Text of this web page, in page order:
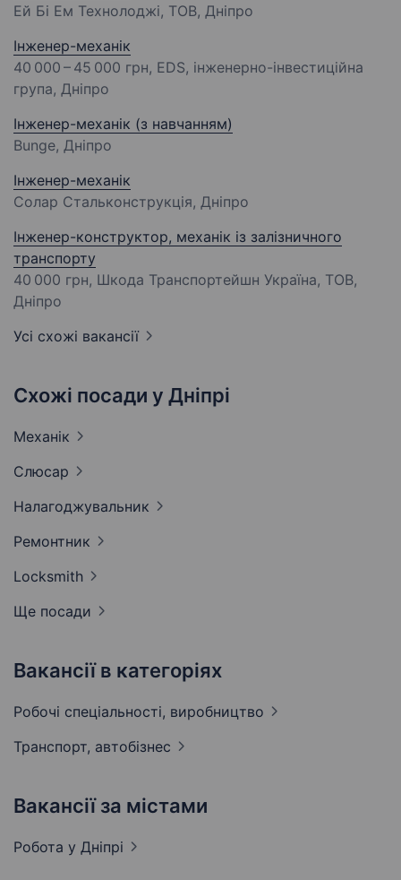
Ей Бі Ем Технолоджі, ТОВ, Дніпро
Інженер-механік
40 000 – 45 000 грн, EDS, інженерно-інвестиційна
група, Дніпро
Інженер-механік (з навчанням)
Bunge, Дніпро
Інженер-механік
Солар Стальконструкція, Дніпро
Інженер-конструктор, механік із залізничного
транспорту
40 000 грн, Шкода Транспортейшн Україна, ТОВ,
Дніпро
Усі схожі вакансії
Схожі посади у Дніпрі
Механік
Слюсар
Налагоджувальник
Ремонтник
Locksmith
Ще посади
Вакансії в категоріях
Робочі спеціальності, виробництво
Транспорт, автобізнес
Вакансії за містами
Робота у Дніпрі